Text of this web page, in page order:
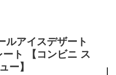
ルアイスデザート
ト 【コンビニ ス
ー】